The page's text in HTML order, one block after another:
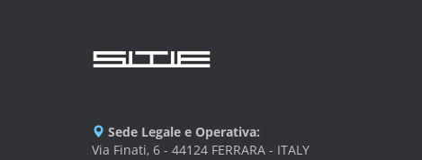
Sede Legale e Operativa:
Via Finati, 6 - 44124 FERRARA - ITALY